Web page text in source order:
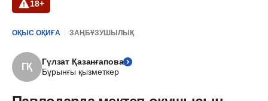
18+
ОҚЫС ОҚИҒА ЗАҢБҰЗУШЫЛЫҚ
ГҚ
Гүлзат Қазанғапова
Бұрынғы қызметкер